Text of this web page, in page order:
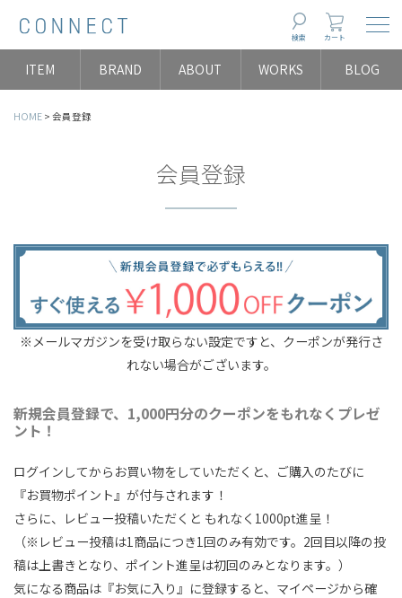
検索 カート
ITEM BRAND ABOUT WORKS BLOG
HOME 会員登録
会員登録
※メールマガジンを受け取らない設定ですと、クーポンが発行さ
れない場合がございます。
新規会員登録で、1,000円分のクーポンをもれなくプレゼ
ント！
ログインしてからお買い物をしていただくと、ご購入のたびに
『お買物ポイント』が付与されます！
さらに、レビュー投稿いただくと もれなく1000pt進呈！
（※レビュー投稿は1商品につき1回のみ有効です。2回目以降の投
稿は上書きとなり、ポイント進呈は初回のみとなります。）
気になる商品は『お気に入り』に登録すると、マイページから確